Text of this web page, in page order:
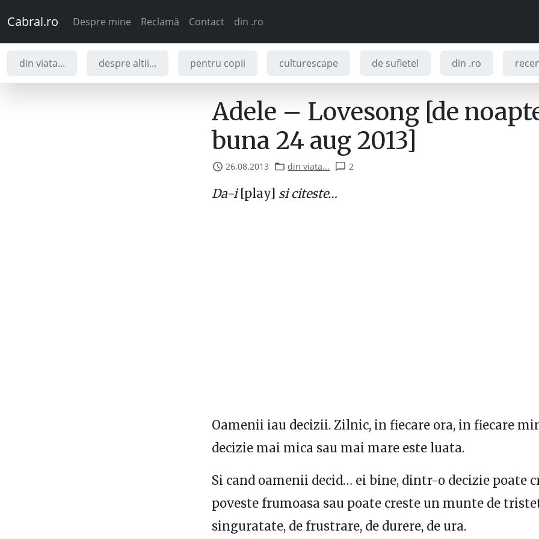
Cabral.ro Despre mine Reclamă Contact din .ro
din viata... despre altii... pentru copii culturescape de sufletel din .ro
Adele – Lovesong [de
buna 24 aug 2013]
26.08.2013 din viata... 2
Da-i[play] si citeste…
Oamenii iau decizii. Zilnic, in fiecare ora, in fiecare
decizie mai mica sau mai mare este luata.
Si cand oamenii decid… ei bine, dintr-o decizie poate
poveste frumoasa sau poate creste un munte de
singuratate, de frustrare, de durere, de ura.